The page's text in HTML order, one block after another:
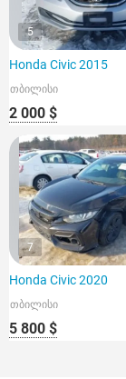
5
Honda Civic 2015
თბილისი
2 000 $
7
Honda Civic 2020
თბილისი
5 800 $